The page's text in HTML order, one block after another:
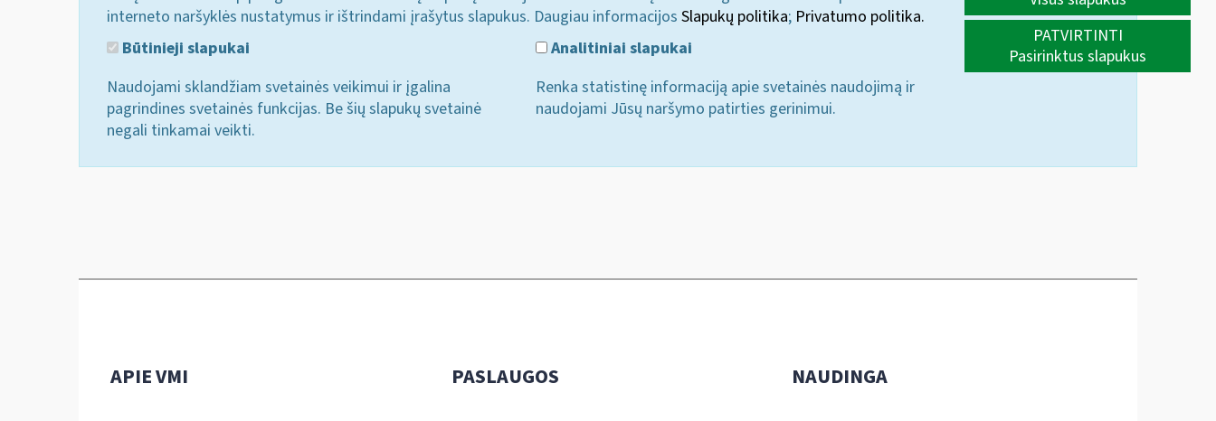
interneto naršyklės nustatymus ir ištrindami įrašytus slapukus. Daugiau informacijos Slapukų politika; Privatumo politika.
Būtinieji slapukai
Naudojami sklandžiam svetainės veikimui ir įgalina
pagrindines svetainės funkcijas. Be šių slapukų svetainė
negali tinkamai veikti.
Analitiniai slapukai
Renka statistinę informaciją apie svetainės naudojimą ir
naudojami Jūsų naršymo patirties gerinimui.
PATVIRTINTI
Pasirinktus slapukus
APIE VMI PASLAUGOS NAUDINGA